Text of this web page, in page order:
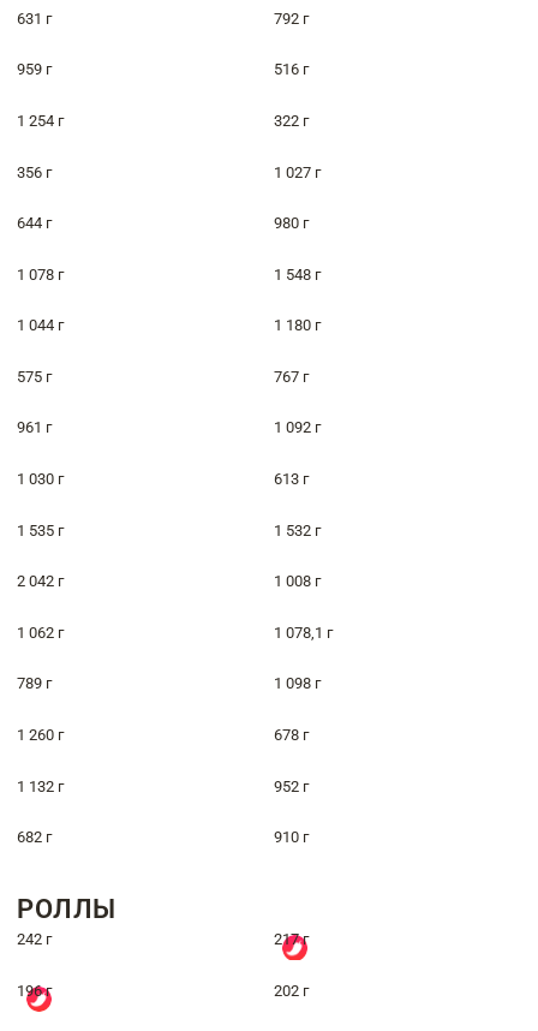
631 г 792 г
959 г 516 г
1 254 г 322 г
356 г 1 027 г
644 г 980 г
1 078 г 1 548 г
1 044 г 1 180 г
575 г 767 г
961 г 1 092 г
1 030 г 613 г
1 535 г 1 532 г
2 042 г 1 008 г
1 062 г 1 078,1 г
789 г 1 098 г
1 260 г 678 г
1 132 г 952 г
682 г 910 г
РОЛЛЫ
242 г 217 г
196 г 202 г